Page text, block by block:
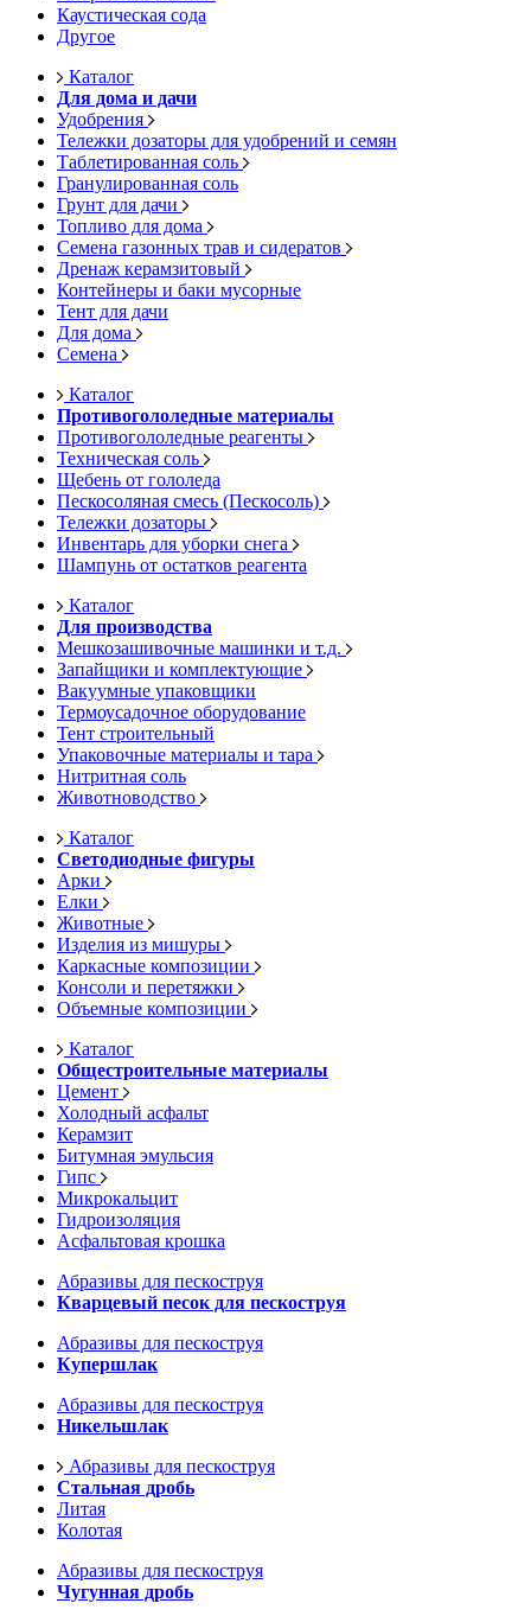
Каустическая сода
Другое
Каталог
Для дома и дачи
Удобрения
Тележки дозаторы для удобрений и семян
Таблетированная соль
Гранулированная соль
Грунт для дачи
Топливо для дома
Семена газонных трав и сидератов
Дренаж керамзитовый
Контейнеры и баки мусорные
Тент для дачи
Для дома
Семена
Каталог
Противогололедные материалы
Противогололедные реагенты
Техническая соль
Щебень от гололеда
Пескосоляная смесь (Пескосоль)
Тележки дозаторы
Инвентарь для уборки снега
Шампунь от остатков реагента
Каталог
Для производства
Мешкозашивочные машинки и т.д.
Запайщики и комплектующие
Вакуумные упаковщики
Термоусадочное оборудование
Тент строительный
Упаковочные материалы и тара
Нитритная соль
Животноводство
Каталог
Светодиодные фигуры
Арки
Елки
Животные
Изделия из мишуры
Каркасные композиции
Консоли и перетяжки
Объемные композиции
Каталог
Общестроительные материалы
Цемент
Холодный асфальт
Керамзит
Битумная эмульсия
Гипс
Микрокальцит
Гидроизоляция
Асфальтовая крошка
Абразивы для пескоструя
Кварцевый песок для пескоструя
Абразивы для пескоструя
Купершлак
Абразивы для пескоструя
Никельшлак
Абразивы для пескоструя
Стальная дробь
Литая
Колотая
Абразивы для пескоструя
Чугунная дробь